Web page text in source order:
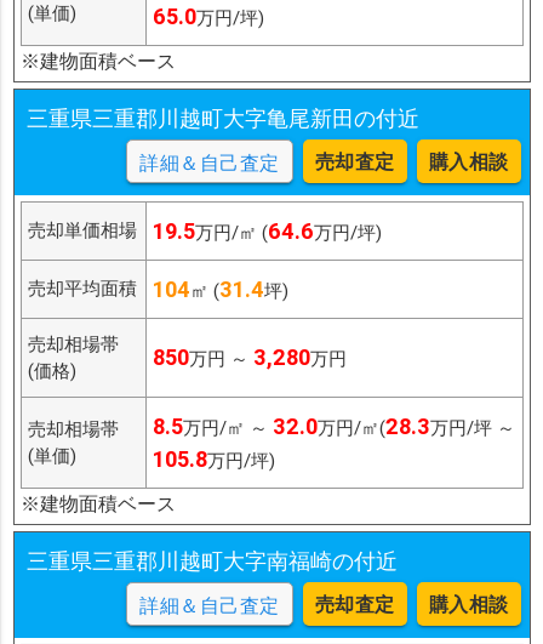
(単価)
65.0万円/坪)
※建物面積ベース
三重県三重郡川越町大字亀尾新田の付近
詳細＆自己査定 売却査定 購入相談
売却単価相場 19.5万円/㎡ (64.6万円/坪)
売却平均面積 104㎡ (31.4坪)
売却相場帯
(価格)
850万円 ～ 3,280万円
売却相場帯
(単価)
8.5万円/㎡ ～ 32.0万円/㎡(28.3万円/坪 ～
105.8万円/坪)
※建物面積ベース
三重県三重郡川越町大字南福崎の付近
詳細＆自己査定 売却査定 購入相談